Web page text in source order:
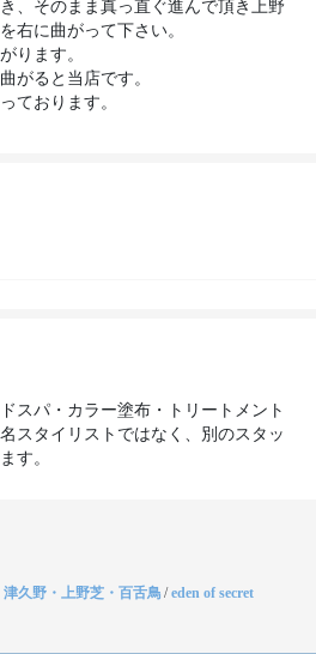
、そのまま真っ直ぐ進んで頂き上野
右に曲がって下さい。
ります。
がると当店です。
ております。
スパ・カラー塗布・トリートメント
スタイリストではなく、別のスタッ
す。
津久野・上野芝・百舌鳥 /eden of secret